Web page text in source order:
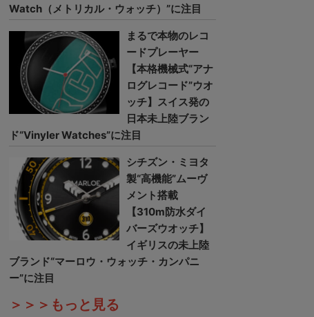
Watch（メトリカル・ウォッチ）”に注目
まるで本物のレコ
ードプレーヤー
【本格機械式“アナ
ログレコード”ウオ
ッチ】スイス発の
日本未上陸ブラン
ド“Vinyler Watches”に注目
シチズン・ミヨタ
製“高機能”ムーヴ
メント搭載
【310m防水ダイ
バーズウオッチ】
イギリスの未上陸
ブランド“マーロウ・ウォッチ・カンパニ
ー”に注目
＞＞＞もっと見る